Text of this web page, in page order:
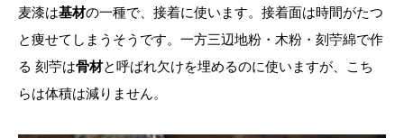
麦漆は基材の一種で、接着に使います。接着面は時間がたつ
と痩せてしまうそうです。一方三辺地粉・木粉・刻苧綿で作
る 刻苧は骨材と呼ばれ欠けを埋めるのに使いますが、こち
らは体積は減りません。